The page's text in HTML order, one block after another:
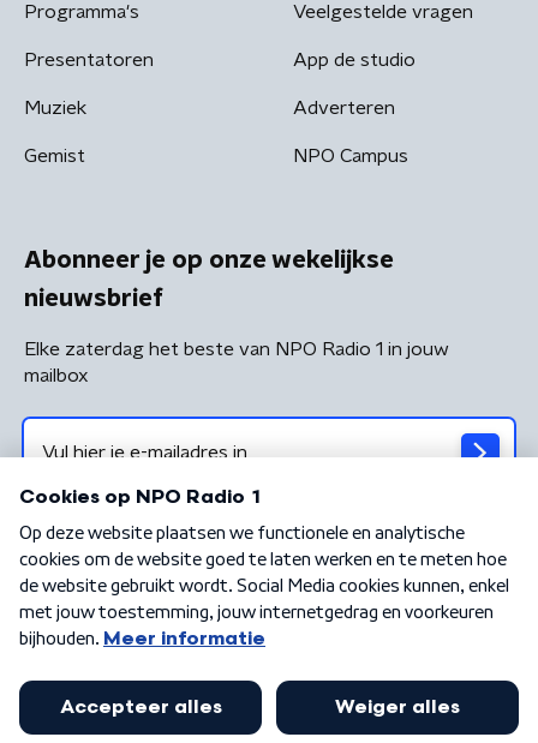
Programma's
Presentatoren
Muziek
Gemist
Veelgestelde vragen
App de studio
Adverteren
NPO Campus
Abonneer je op onze wekelijkse
nieuwsbrief
Elke zaterdag het beste van NPO Radio 1 in jouw
mailbox
Algemene voorwaarden